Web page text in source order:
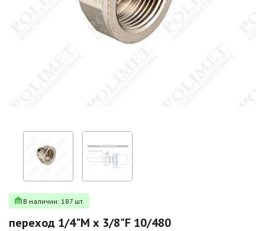
В наличии: 187 шт.
переход 1/4"M х 3/8"F 10/480